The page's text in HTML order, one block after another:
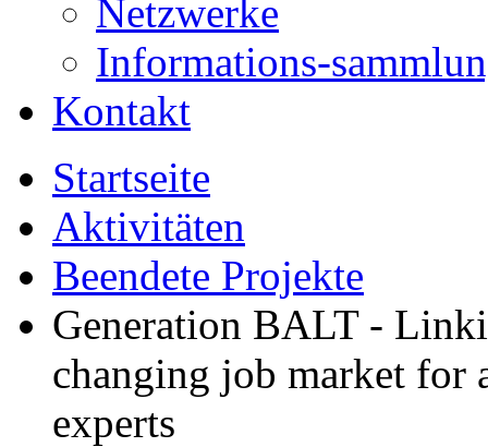
Netzwerke
Informations-
Kontakt
Startseite
Aktivitäten
Beendete Projekte
Generation BALT -
changing job market for
experts